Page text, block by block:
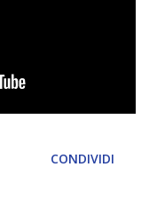
CONDIVIDI